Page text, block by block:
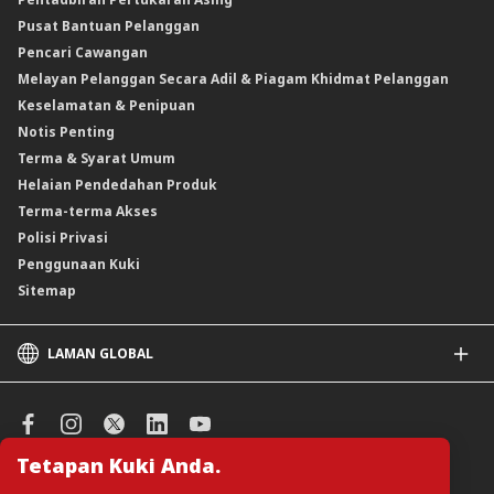
Tetapan Kuki Anda.
Instrumen Boleh Niaga Islam (INI)
Produk Berstruktur
Produk Berstruktur Islam
Skim Persaraan Swasta (PRS)
Clicks Trader
Instrumen Deposit Boleh Niaga
Unit Amanah Harga Berubah ASNB
Insurans/Takaful Hartanah
Kadar Asas Standard /Kadar Asas / Kadar Pinjaman/Pembiayaan Asas
Pusat Bantuan Pelanggan
Pencari Cawangan
Melayan Pelanggan Secara Adil & Piagam Khidmat Pelanggan
Keselamatan & Penipuan
Notis Penting
Terma & Syarat Umum
Helaian Pendedahan Produk
Terma-terma Akses
Polisi Privasi
Penggunaan Kuki
Sitemap
LAMAN GLOBAL
CIMB Islamic
CIMB Bank (SG)
CIMB Bank (KH)